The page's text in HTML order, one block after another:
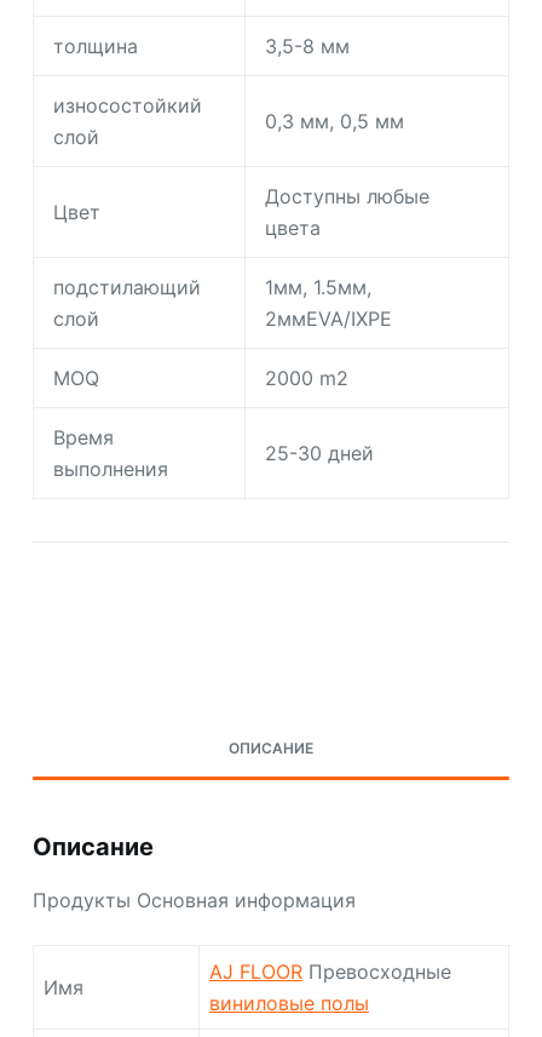
толщина 3,5-8 мм
износостойкий
слой
0,3 мм, 0,5 мм
Цвет
Доступны любые
цвета
подстилающий
слой
1мм, 1.5мм,
2ммEVA/IXPE
MOQ 2000 m2
Время
выполнения
25-30 дней
ОПИСАНИЕ
Описание
Продукты Основная информация
Имя
AJ FLOORПревосходные
виниловые полы